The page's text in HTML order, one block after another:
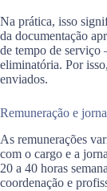
Na prática, isso
da documentação
de tempo de
eliminatória. Por
enviados.
Remuneração e
As remunerações
com o cargo e a
20 a 40 horas
coordenação e